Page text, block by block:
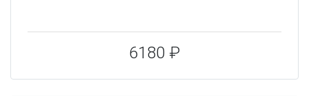
6180 ₽